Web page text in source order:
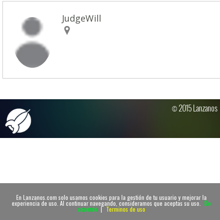
En Lanzanos.com solo usamos cookies para la gestión de tu usuario y mejorar la
experiencia de uso. Al continuar navegando, consideramos que aceptas su uso. De
acuerdo | Terminos de uso
JudgeWill
© 2015 Lanzanos